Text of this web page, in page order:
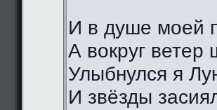
И в душе моей
А вокруг
Улыбнулся я
И звёзды